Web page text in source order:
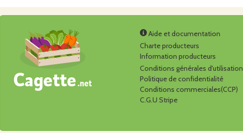
Aide et documentation
Charte producteurs
Information producteurs
Conditions générales d'utilisation
Politique de confidentialité
Conditions commerciales(CCP)
C.G.U Stripe